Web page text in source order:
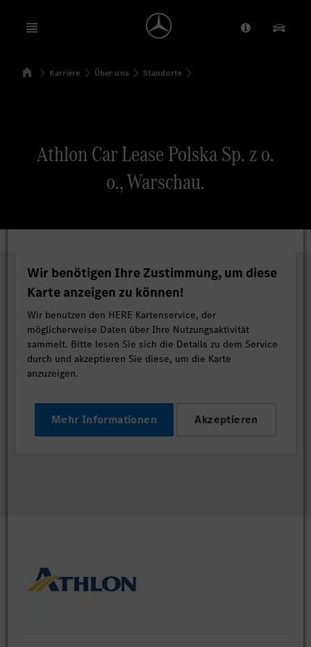
Open menu Anbieter/
SuchenStartseite
Karriere Über uns Standorte
Athlon Car Lease Polska Sp. z o.
o., Warschau.
Wir benötigen Ihre Zustimmung, um diese
Karte anzeigen zu können!
Wir benutzen den HERE Kartenservice, der
möglicherweise Daten über Ihre Nutzungsaktivität
sammelt. Bitte lesen Sie sich die Details zu dem Service
durch und akzeptieren Sie diese, um die Karte
anzuzeigen.
Mehr Informationen Akzeptieren